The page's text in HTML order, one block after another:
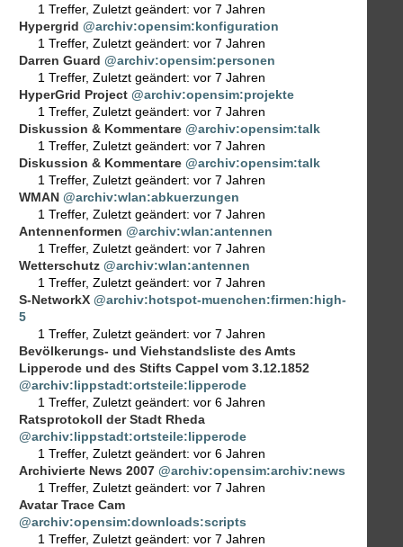
1 Treffer, Zuletzt geändert: vor 7 Jahren
Hypergrid @archiv:opensim:konfiguration
1 Treffer, Zuletzt geändert: vor 7 Jahren
Darren Guard @archiv:opensim:personen
1 Treffer, Zuletzt geändert: vor 7 Jahren
HyperGrid Project @archiv:opensim:projekte
1 Treffer, Zuletzt geändert: vor 7 Jahren
Diskussion & Kommentare @archiv:opensim:talk
1 Treffer, Zuletzt geändert: vor 7 Jahren
Diskussion & Kommentare @archiv:opensim:talk
1 Treffer, Zuletzt geändert: vor 7 Jahren
WMAN @archiv:wlan:abkuerzungen
1 Treffer, Zuletzt geändert: vor 7 Jahren
Antennenformen @archiv:wlan:antennen
1 Treffer, Zuletzt geändert: vor 7 Jahren
Wetterschutz @archiv:wlan:antennen
1 Treffer, Zuletzt geändert: vor 7 Jahren
S-NetworkX @archiv:hotspot-muenchen:firmen:high-
5
1 Treffer, Zuletzt geändert: vor 7 Jahren
Bevölkerungs- und Viehstandsliste des Amts
Lipperode und des Stifts Cappel vom 3.12.1852
@archiv:lippstadt:ortsteile:lipperode
1 Treffer, Zuletzt geändert: vor 6 Jahren
Ratsprotokoll der Stadt Rheda
@archiv:lippstadt:ortsteile:lipperode
1 Treffer, Zuletzt geändert: vor 6 Jahren
Archivierte News 2007 @archiv:opensim:archiv:news
1 Treffer, Zuletzt geändert: vor 7 Jahren
Avatar Trace Cam
@archiv:opensim:downloads:scripts
1 Treffer, Zuletzt geändert: vor 7 Jahren